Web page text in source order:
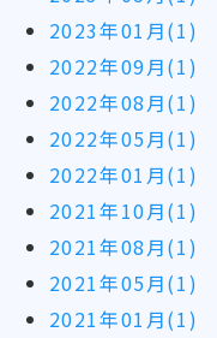
2023年01月(1)
2022年09月(1)
2022年08月(1)
2022年05月(1)
2022年01月(1)
2021年10月(1)
2021年08月(1)
2021年05月(1)
2021年01月(1)